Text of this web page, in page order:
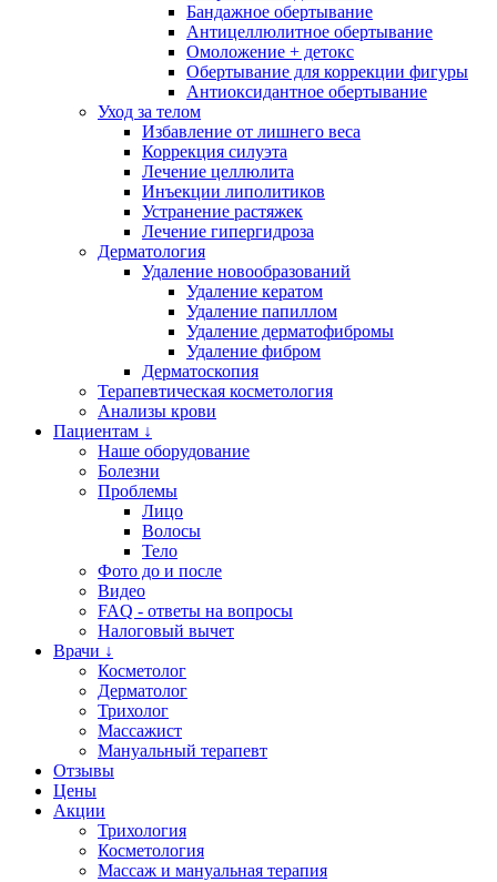
Бандажное обертывание
Антицеллюлитное обертывание
Омоложение + детокс
Обертывание для коррекции фигуры
Антиоксидантное обертывание
Уход за телом
Избавление от лишнего веса
Коррекция силуэта
Лечение целлюлита
Инъекции липолитиков
Устранение растяжек
Лечение гипергидроза
Дерматология
Удаление новообразований
Удаление кератом
Удаление папиллом
Удаление дерматофибромы
Удаление фибром
Дерматоскопия
Терапевтическая косметология
Анализы крови
Пациентам ↓
Наше оборудование
Болезни
Проблемы
Лицо
Волосы
Тело
Фото до и после
Видео
FAQ - ответы на вопросы
Налоговый вычет
Врачи ↓
Косметолог
Дерматолог
Трихолог
Массажист
Мануальный терапевт
Отзывы
Цены
Акции
Трихология
Косметология
Массаж и мануальная терапия